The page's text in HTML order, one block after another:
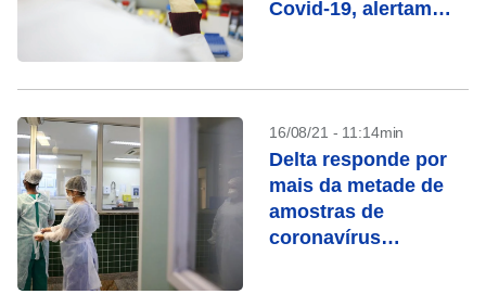
Covid-19, alertam
16/08/21 - 11:14min
Delta responde por
mais da metade de
amostras de
coronavírus